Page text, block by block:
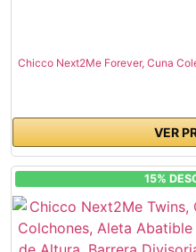
Chicco Next2Me Forever, Cuna
VER
15%